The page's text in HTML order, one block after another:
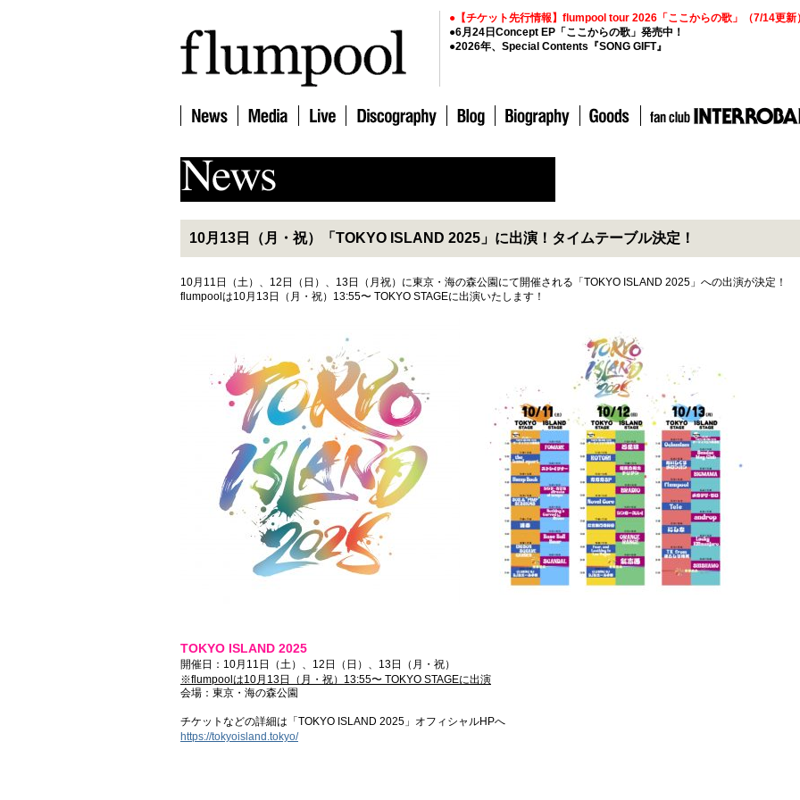
●【チケット先行情報】flumpool tour 2026「ここからの歌」（7/14更新
●6月24日Concept EP「ここからの歌」発売中！
●2026年、Special Contents『SONG GIFT』
10月13日（月・祝）「TOKYO ISLAND 2025」に出演！タイムテーブル決定！
10月11日（土）、12日（日）、13日（月祝）に東京・海の森公園にて開催される「TOKYO ISLAND 2025」への出演が決定！
flumpoolは10月13日（月・祝）13:55〜 TOKYO STAGEに出演いたします！
TOKYO ISLAND 2025
開催日：10月11日（土）、12日（日）、13日（月・祝）
※flumpoolは10月13日（月・祝）13:55〜 TOKYO STAGEに出演
会場：東京・海の森公園
チケットなどの詳細は「TOKYO ISLAND 2025」オフィシャルHPへ
https://tokyoisland.tokyo/